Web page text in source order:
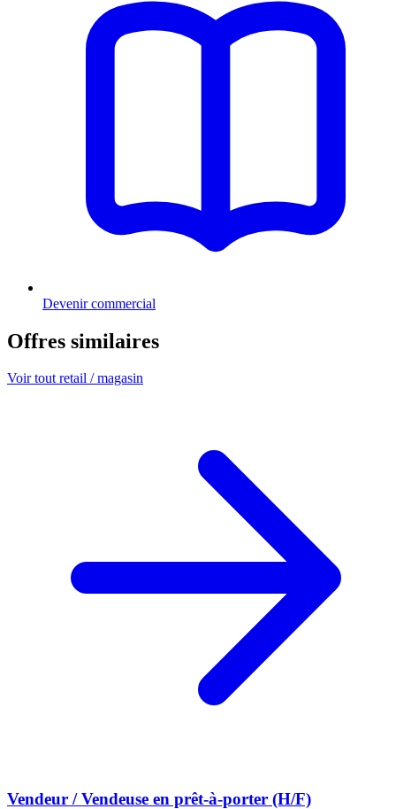
Devenir commercial
Offres similaires
Voir tout retail / magasin
Vendeur / Vendeuse en prêt-à-porter (H/F)